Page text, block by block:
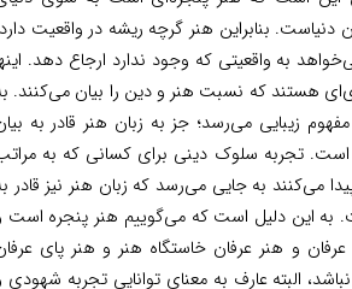
بنابراین هنر گرچه ریشه در واقعیت دارد؛
به واقعیتی که وجود ندارد ارجاع دهد. اینها
هستند که نسبت هنر و دین را بیان می‌کنند. به
زیبایی می‌رسد؛ جز به زبان هنر قادر به بیان
تجربه سلوک دینی برای کسانی که به مراتب
می‌کنند به جایی می‌رسد که زبان هنر نیز قادر به
این دلیل است که می‌گوییم هنر پنجره است و
و هنر عرفان خاستگاه هنر و هنر پای عرفان
البته عارف به معنای توانایی تجربه شهودی و